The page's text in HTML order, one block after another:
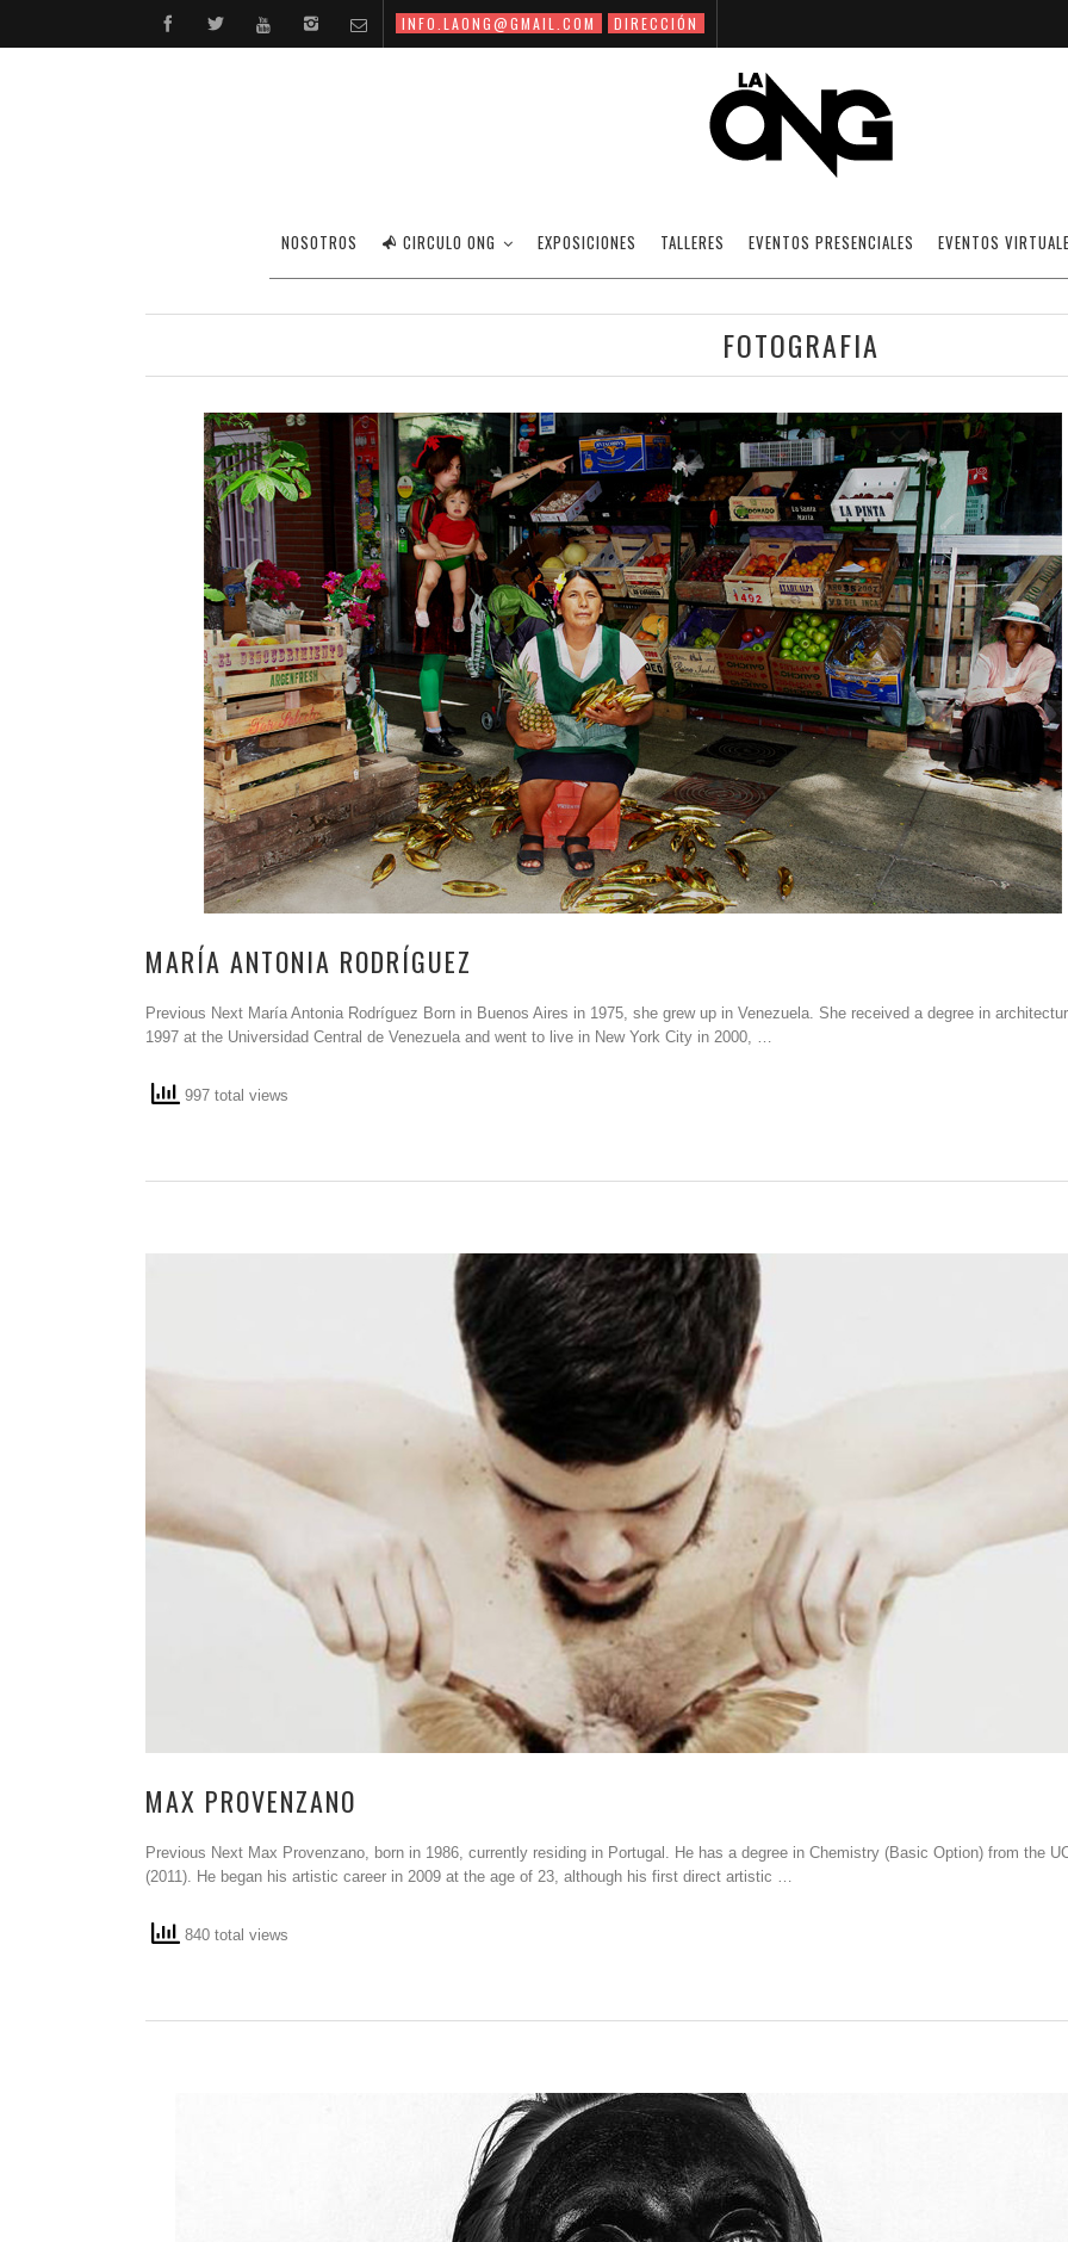
INFO.LAONG@GMAIL.COM DIRECCIÓN
NOSOTROS CIRCULO ONG EXPOSICIONES TALLERES EVENTOS PRESENCIALES EVENTOS
FOTOGRAFIA
MARÍA ANTONIA RODRÍGUEZ
Previous Next María Antonia Rodríguez Born in Buenos Aires in 1975, she grew up in Venezuela. She received a degree in
1997 at the Universidad Central de Venezuela and went to live in New York City in 2000, …
997 total views
MAX PROVENZANO
Previous Next Max Provenzano, born in 1986, currently residing in Portugal. He has a degree in Chemistry (Basic Option) from the
(2011). He began his artistic career in 2009 at the age of 23, although his first direct artistic …
840 total views